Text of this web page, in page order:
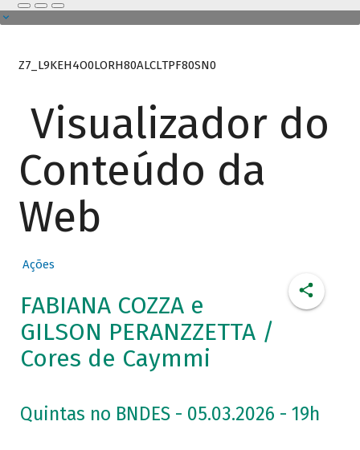
Z7_L9KEH4O0LORH80ALCLTPF80SN0
Visualizador do
Conteúdo da
Web
Ações
FABIANA COZZA e
GILSON PERANZZETTA /
Cores de Caymmi
Quintas no BNDES - 05.03.2026 - 19h